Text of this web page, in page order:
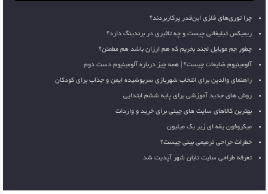
چرا توری‌های فلزی این‌قدر پرکاربردند؟
ریمیکس تبلیغاتی چیست و چه تاثیری در برندینگ دارد؟
چطور جم موبایل لجند بخریم که هم ارزان باشد هم مطمئن؟
آلومینیوم ضایعات چیست؟ | همه چیز درباره آلومینیوم دست دوم
راهنمای والدین برای انتخاب شهربازی سرپوشیده ایمن و جذاب برای کودکان
روش های جدید آموزشی برای پایه ششم ابتدایی
بهترین کالاهای سایت های چینی برای خرید و واردات
میکروفون یقه ای زیر یک میلیون
خطرات جراحی ترمیمی بینی چیست؟
تعرفه طراحی سایت تابان شهر آپدیت شد